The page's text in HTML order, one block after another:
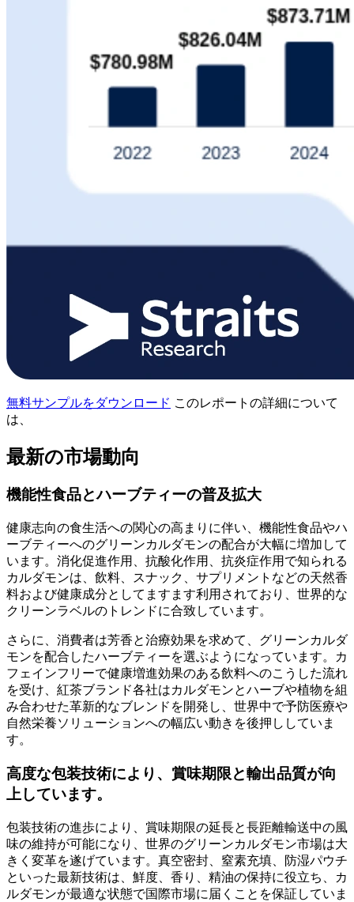
無料サンプルをダウンロード このレポートの詳細について
は、
最新の市場動向
機能性食品とハーブティーの普及拡大
健康志向の食生活への関心の高まりに伴い、機能性食品やハ
ーブティーへのグリーンカルダモンの配合が大幅に増加して
います。消化促進作用、抗酸化作用、抗炎症作用で知られる
カルダモンは、飲料、スナック、サプリメントなどの天然香
料および健康成分としてますます利用されており、世界的な
クリーンラベルのトレンドに合致しています。
さらに、消費者は芳香と治療効果を求めて、グリーンカルダ
モンを配合したハーブティーを選ぶようになっています。カ
フェインフリーで健康増進効果のある飲料へのこうした流れ
を受け、紅茶ブランド各社はカルダモンとハーブや植物を組
み合わせた革新的なブレンドを開発し、世界中で予防医療や
自然栄養ソリューションへの幅広い動きを後押ししていま
す。
高度な包装技術により、賞味期限と輸出品質が向
上しています。
包装技術の進歩により、賞味期限の延長と長距離輸送中の風
味の維持が可能になり、世界のグリーンカルダモン市場は大
きく変革を遂げています。真空密封、窒素充填、防湿パウチ
といった最新技術は、鮮度、香り、精油の保持に役立ち、カ
ルダモンが最適な状態で国際市場に届くことを保証していま